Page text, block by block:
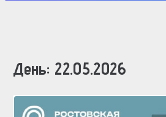
День: 22.05.2026